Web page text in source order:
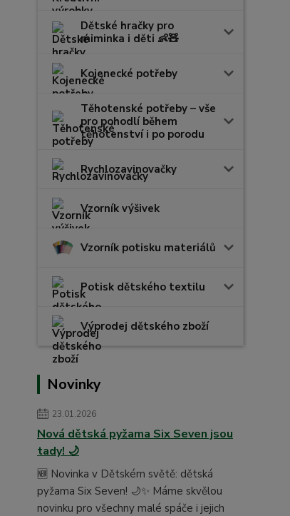
Dětské hračky pro
miminka i děti 👶🧸
Kojenecké potřeby
Těhotenské potřeby – vše
pro pohodlí během
těhotenství i po porodu
Rychlozavinovačky
Vzorník výšivek
Vzorník potisku materiálů
Potisk dětského textilu
Výprodej dětského zboží
Novinky
23.01.2026
Nová dětská pyžama Six Seven jsou
tady! 🌙
🆕 Novinka v Dětském světě: dětská
pyžama Six Seven! 🌙✨ Máme skvělou
novinku pro všechny malé spáče i jejich